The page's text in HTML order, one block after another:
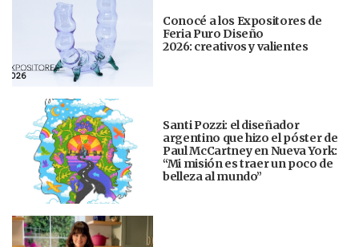
Conocé a los Expositores de
Feria Puro Diseño
2026: creativos y valientes
Santi Pozzi: el diseñador
argentino que hizo el póster de
Paul McCartney en Nueva York:
“Mi misión es traer un poco de
belleza al mundo”